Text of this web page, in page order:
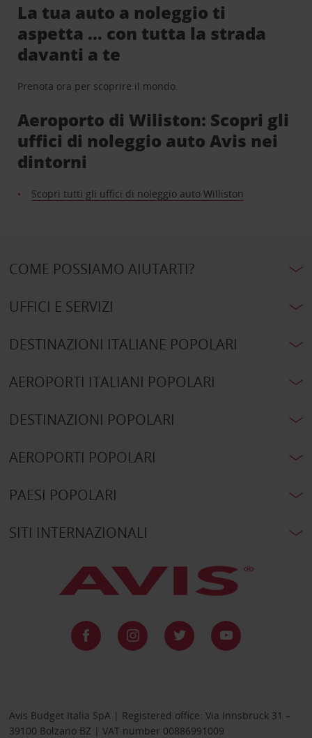
La tua auto a noleggio ti
aspetta … con tutta la strada
davanti a te
Prenota ora per scoprire il mondo.
Aeroporto di Wiliston: Scopri gli
uffici di noleggio auto Avis nei
dintorni
Scopri tutti gli uffici di noleggio auto Williston
COME POSSIAMO AIUTARTI?
UFFICI E SERVIZI
DESTINAZIONI ITALIANE POPOLARI
AEROPORTI ITALIANI POPOLARI
DESTINAZIONI POPOLARI
AEROPORTI POPOLARI
PAESI POPOLARI
SITI INTERNAZIONALI
Avis Budget Italia SpA | Registered office: Via Innsbruck 31 –
39100 Bolzano BZ | VAT number 00886991009